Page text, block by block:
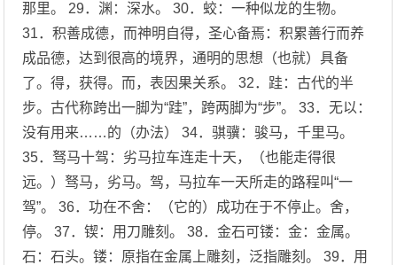
那里。 29．渊：深水。 30．蛟：一种似龙的生物。
31．积善成德，而神明自得，圣心备焉：积累善行而养
成品德，达到很高的境界，通明的思想（也就）具备
了。得，获得。而，表因果关系。 32．跬：古代的半
步。古代称跨出一脚为“跬”，跨两脚为“步”。 33．无以：
没有用来……的（办法） 34．骐骥：骏马，千里马。
35．驽马十驾：劣马拉车连走十天，（也能走得很
远。）驽马，劣马。驾，马拉车一天所走的路程叫“一
驾”。 36．功在不舍：（它的）成功在于不停止。舍，
停。 37．锲：用刀雕刻。 38．金石可镂：金：金属。
石：石头。镂：原指在金属上雕刻，泛指雕刻。 39．用